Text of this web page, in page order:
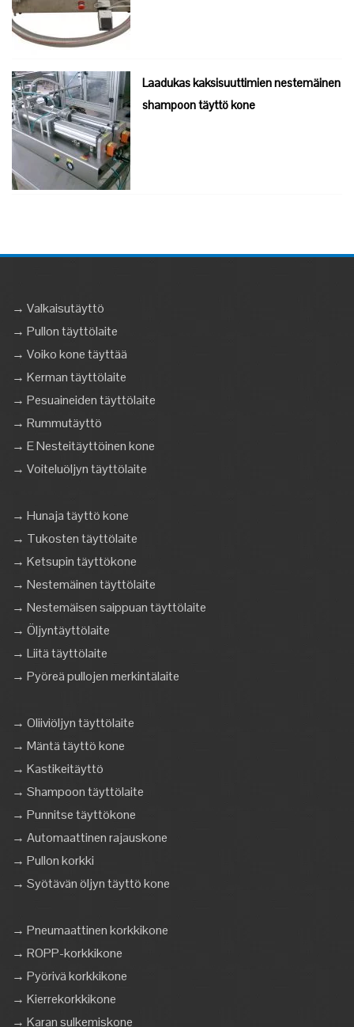
Laadukas kaksisuuttimien nestemäinen
shampoon täyttö kone
→ Valkaisutäyttö
→ Pullon täyttölaite
→ Voiko kone täyttää
→ Kerman täyttölaite
→ Pesuaineiden täyttölaite
→ Rummutäyttö
→ E Nesteitäyttöinen kone
→ Voiteluöljyn täyttölaite
→ Hunaja täyttö kone
→ Tukosten täyttölaite
→ Ketsupin täyttökone
→ Nestemäinen täyttölaite
→ Nestemäisen saippuan täyttölaite
→ Öljyntäyttölaite
→ Liitä täyttölaite
→ Pyöreä pullojen merkintälaite
→ Oliiviöljyn täyttölaite
→ Mäntä täyttö kone
→ Kastikeitäyttö
→ Shampoon täyttölaite
→ Punnitse täyttökone
→ Automaattinen rajauskone
→ Pullon korkki
→ Syötävän öljyn täyttö kone
→ Pneumaattinen korkkikone
→ ROPP-korkkikone
→ Pyörivä korkkikone
→ Kierrekorkkikone
→ Karan sulkemiskone